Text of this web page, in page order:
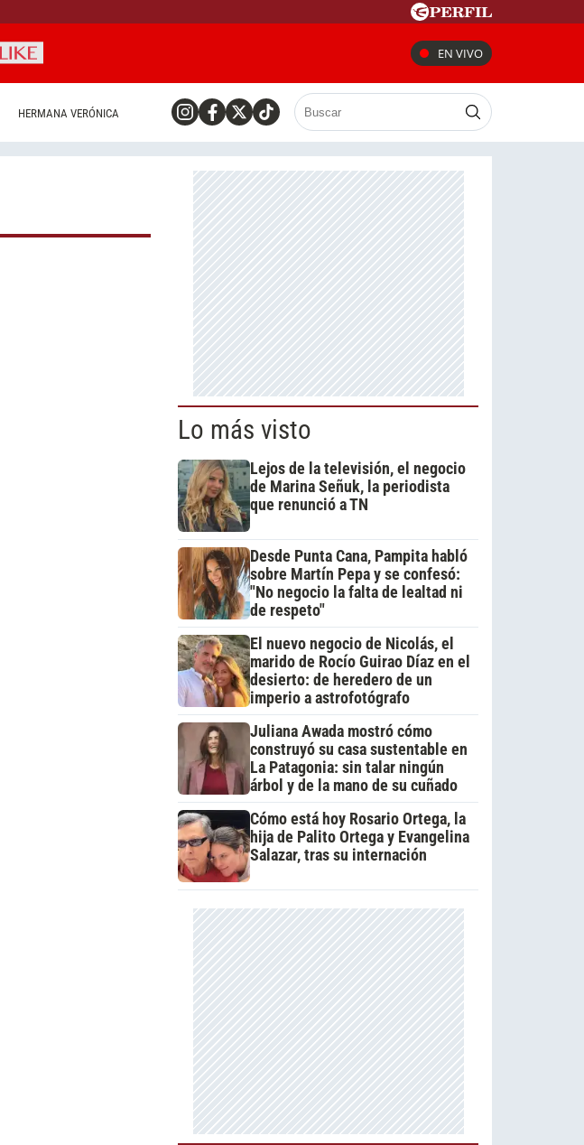
EN VIVO
HERMANA VERÓNICA
Lo más visto
Lejos de la televisión, el negocio
de Marina Señuk, la periodista
que renunció a TN
Desde Punta Cana, Pampita habló
sobre Martín Pepa y se confesó:
"No negocio la falta de lealtad ni
de respeto"
El nuevo negocio de Nicolás, el
marido de Rocío Guirao Díaz en el
desierto: de heredero de un
imperio a astrofotógrafo
Juliana Awada mostró cómo
construyó su casa sustentable en
La Patagonia: sin talar ningún
árbol y de la mano de su cuñado
Cómo está hoy Rosario Ortega, la
hija de Palito Ortega y Evangelina
Salazar, tras su internación